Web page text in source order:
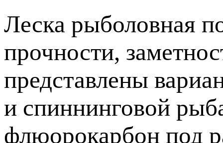
Леска рыболовная
прочности,
представлены
и спиннинговой
флюорокарбон под